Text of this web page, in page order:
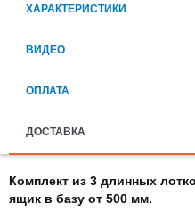
ХАРАКТЕРИСТИКИ
ВИДЕО
ОПЛАТА
ДОСТАВКА
Комплект из 3 длинных
ящик в базу от 500 мм.